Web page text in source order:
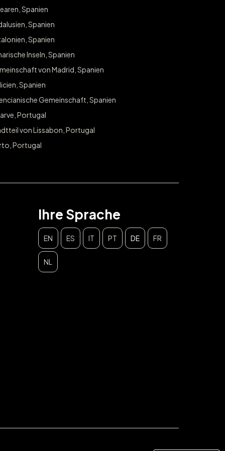
Spanien
Spanien
Spanien
Inseln, Spanien
von Madrid, Spanien
Spanien
Gemeinschaft, Spanien
Portugal
von Lissabon, Portugal
Portugal
Ihre Sprache
EN ES IT PT DE FR
NL
Melden Sie sich an, um exklusiven Zugang zu Gewinnspielen und
E-Mail